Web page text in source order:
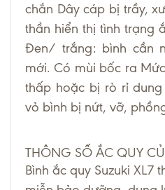
chắn Dây cáp bị trầy,
thần hiển thị tình trạng
Đen/ trắng: bình cần
mới. Có mùi bốc ra
thấp hoặc bị rò rỉ
vỏ bình bị nứt, vỡ,
THÔNG SỐ ẮC QUY
Bình ắc quy Suzuki XL7